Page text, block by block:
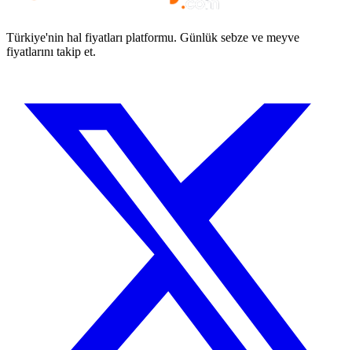
Türkiye'nin hal fiyatları platformu. Günlük sebze ve meyve
fiyatlarını takip et.